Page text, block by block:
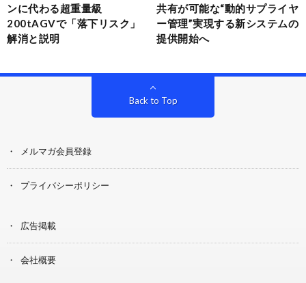
ンに代わる超重量級
200tAGVで「落下リスク」
解消と説明
共有が可能な“動的サプライヤ
ー管理”実現する新システムの
提供開始へ
Back to Top
メルマガ会員登録
プライバシーポリシー
広告掲載
会社概要